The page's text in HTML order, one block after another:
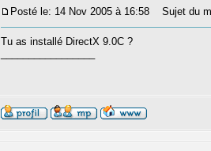
Posté le: 14 Nov 2005 à 16:58 Sujet du
Tu as installé DirectX 9.0C ?